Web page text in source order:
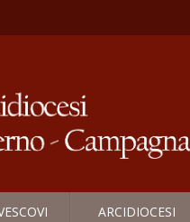
ARCIDIOCESI